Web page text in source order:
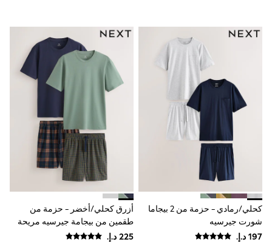
Coats & Jackets
Underwear
Socks & Tights
Multipacks
All Girls Sports & Swimwear
Trainers & Pumps
Swimwear
Leggings
Shorts
Joggers
adidas
Nike
Shop All
Shoes
Coats & Jackets
Bags & Accessories
Shirts
Polo Shirts
كحلي/رمادي - حزمة من 2 بيجاما
شورت جيرسيه
أزرق كحلي/أخضر - حزمة من
طقمين من بيجامة جيرسيه مريحة
بأكمام قصيرة